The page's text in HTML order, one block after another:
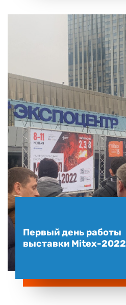
Первый день работы
выставки Mitex-2022